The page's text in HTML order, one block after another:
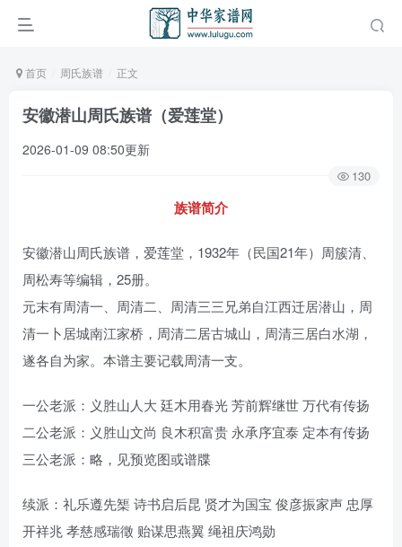
首页 周氏族谱 正文
安徽潜山周氏族谱（爱莲堂）
2026-01-09 08:50更新
130
族谱简介
安徽潜山周氏族谱，爱莲堂，1932年（民国21年）周簇清、
周松寿等编辑，25册。
元末有周清一、周清二、周清三三兄弟自江西迁居潜山，周
清一卜居城南江家桥，周清二居古城山，周清三居白水湖，
遂各自为家。本谱主要记载周清一支。
一公老派：义胜山人大 廷木用春光 芳前辉继世 万代有传扬
二公老派：义胜山文尚 良木积富贵 永承序宜泰 定本有传扬
三公老派：略，见预览图或谱牒
续派：礼乐遵先榘 诗书启后昆 贤才为国宝 俊彦振家声 忠厚
开祥兆 孝慈感瑞徵 贻谋思燕翼 绳祖庆鸿勋